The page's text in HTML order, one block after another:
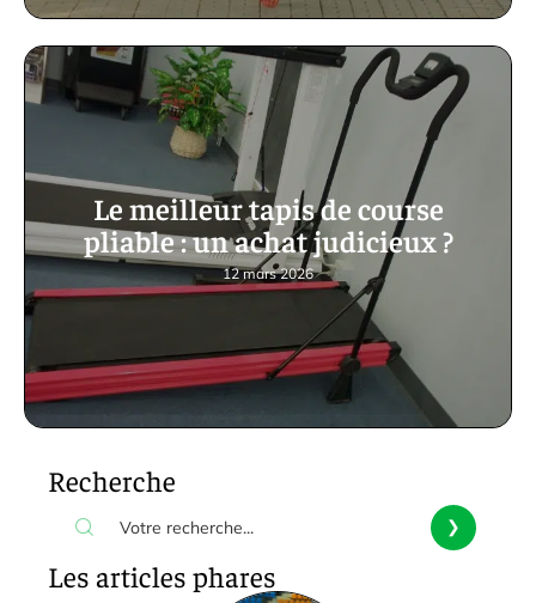
Le meilleur tapis de course
pliable : un achat judicieux ?
12 mars 2026
Recherche
Les articles phares